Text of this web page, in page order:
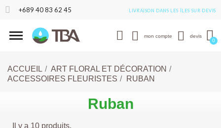
+689 40 83 62 45 LIVRAISON DANS LES ÎLES SUR DEVIS
mon compte devis
ACCUEIL
ART FLORAL ET DÉCORATION
ACCESSOIRES FLEURISTES
RUBAN
Ruban
Il y a 10 produits.